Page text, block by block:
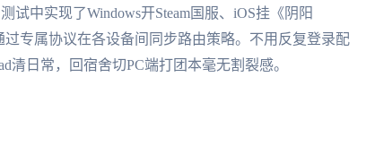
中实现了Windows开Steam国服、iOS挂《阴阳
专属协议在各设备间同步路由策略。不用反复登录配
日常，回宿舍切PC端打团本毫无割裂感。